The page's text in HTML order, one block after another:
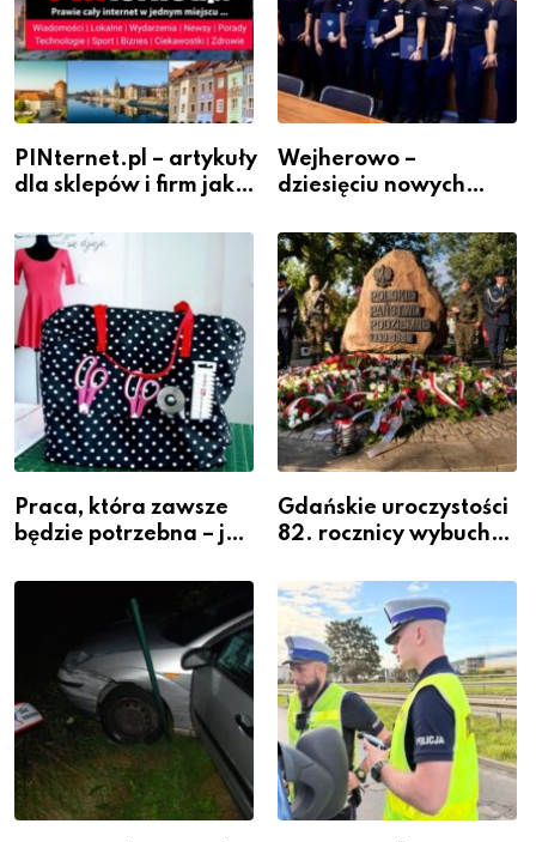
PINternet.pl – artykuły
dla sklepów i firm jako
widoczność
Wejherowo –
dziesięciu nowych
szeregach Komendy
Powiatowej
Praca, która zawsze
będzie potrzebna – jak
zawodem przyszłości i
gdzie się go nauczyć?
Gdańskie uroczystości
82. rocznicy wybuchu
Warszawskiego